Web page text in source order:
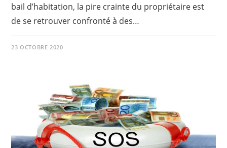
bail d’habitation, la pire crainte du propriétaire est
de se retrouver confronté à des…
23 OCTOBRE 2020